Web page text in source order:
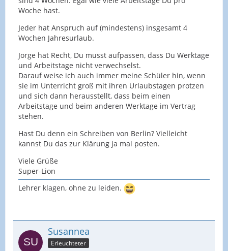
Woche hast.
Jeder hat Anspruch auf (mindestens) insgesamt 4
Wochen Jahresurlaub.
Jorge hat Recht, Du musst aufpassen, dass Du Werktage
und Arbeitstage nicht verwechselst.
Darauf weise ich auch immer meine Schüler hin, wenn
sie im Unterricht groß mit ihren Urlaubstagen protzen
und sich dann herausstellt, dass beim einen
Arbeitstage und beim anderen Werktage im Vertrag
stehen.
Hast Du denn ein Schreiben von Berlin? Vielleicht
kannst Du das zur Klärung ja mal posten.
Viele Grüße
Super-Lion
Lehrer klagen, ohne zu leiden.
Susannea
Erleuchteter